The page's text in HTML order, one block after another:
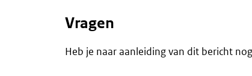
Vragen
Heb je naar aanleiding van dit bericht